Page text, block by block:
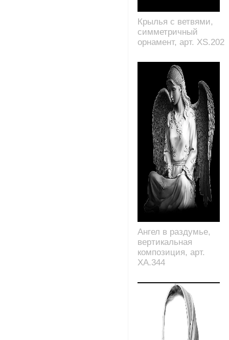
Крылья с ветвями,
симметричный
орнамент, арт. XS.202
Ангел в раздумье,
вертикальная
композиция, арт.
XA.344